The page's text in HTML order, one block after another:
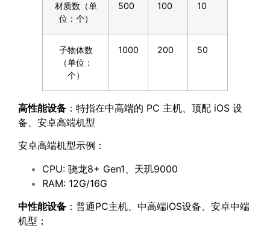
材质数（单
位：个）
500 100 10
子物体数
（单位：
个）
1000 200 50
高性能设备 ：特指在中高端的 PC 主机、顶配 iOS 设
备、安卓高端机型
安卓高端机型示例：
CPU: 骁龙8+ Gen1、天玑9000
RAM: 12G/16G
中性能设备 ：普通PC主机、中高端iOS设备、安卓中端
机型；